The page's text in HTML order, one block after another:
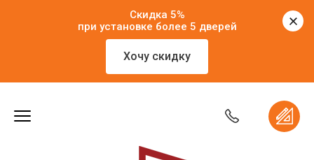
Скидка 5%
при установке более 5 дверей
Хочу скидку